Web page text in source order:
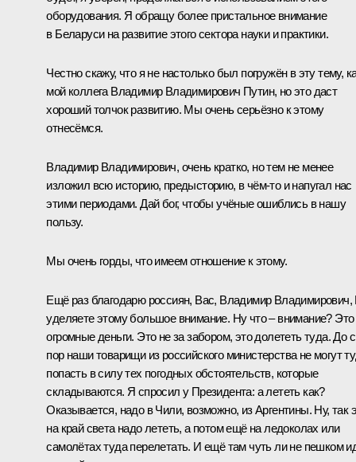
оборудования. Я обращу более пристальное внимание
в Беларуси на развитие этого сектора науки и практики.
Честно скажу, что я не настолько был погружён в эту тему,
мой коллега Владимир Владимирович Путин, но это даст
хороший толчок развитию. Мы очень серьёзно к этому
отнесёмся.
Владимир Владимирович, очень кратко, но тем не менее
изложил всю историю, предысторию, в чём-то и напугал нас
этими периодами. Дай бог, чтобы учёные ошиблись в нашу
пользу.
Мы очень горды, что имеем отношение к этому.
Ещё раз благодарю россиян, Вас, Владимир
уделяете этому большое внимание. Ну что – внимание? Это
огромные деньги. Это не за забором, это долететь туда. До
пор наши товарищи из российского министерства не могут
попасть в силу тех погодных обстоятельств, которые
складываются. Я спросил у Президента: а лететь как?
Оказывается, надо в Чили, возможно, из Аргентины. Ну, так
на край света надо лететь, а потом ещё на ледоколах или
самолётах туда перелетать. И ещё там чуть ли не пешком